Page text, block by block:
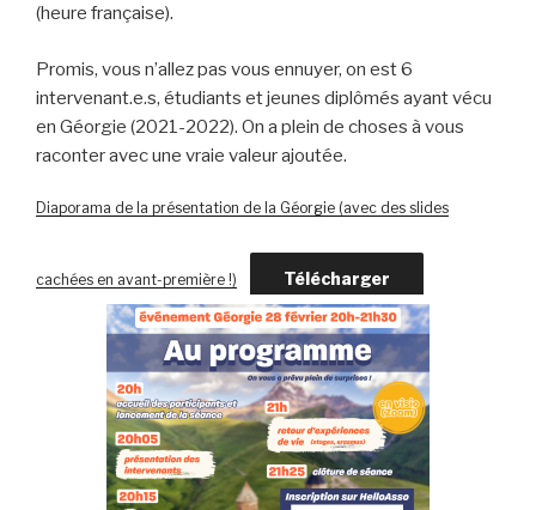
(heure française).
Promis, vous n’allez pas vous ennuyer, on est 6
intervenant.e.s, étudiants et jeunes diplômés ayant vécu
en Géorgie (2021-2022). On a plein de choses à vous
raconter avec une vraie valeur ajoutée.
Diaporama de la présentation de la Géorgie (avec des slides
cachées en avant-première !) Télécharger